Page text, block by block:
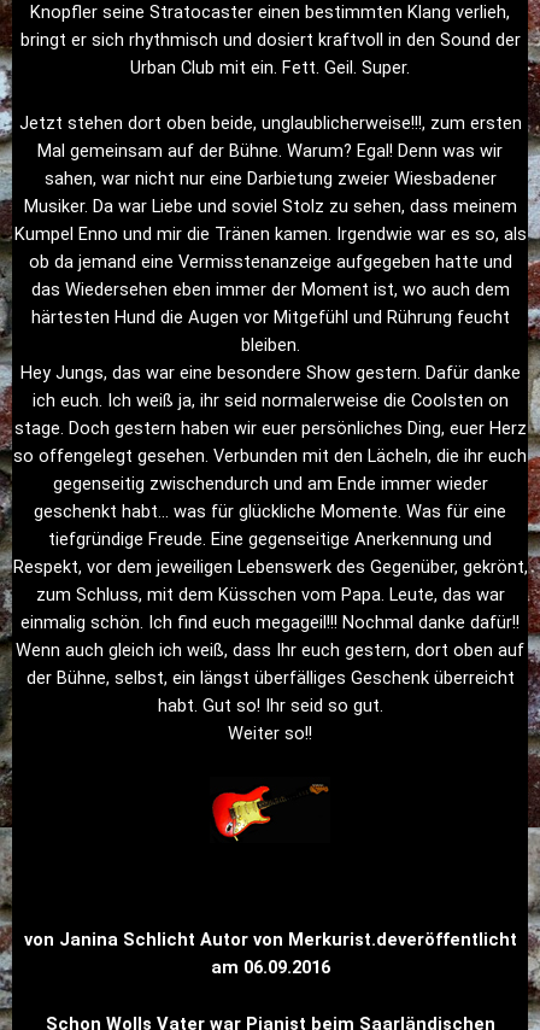
Knopfler seine Stratocaster einen bestimmten Klang verlieh,
bringt er sich rhythmisch und dosiert kraftvoll in den Sound der
Urban Club mit ein. Fett. Geil. Super.
Jetzt stehen dort oben beide, unglaublicherweise!!!, zum ersten
Mal gemeinsam auf der Bühne. Warum? Egal! Denn was wir
sahen, war nicht nur eine Darbietung zweier Wiesbadener
Musiker. Da war Liebe und soviel Stolz zu sehen, dass meinem
Kumpel Enno und mir die Tränen kamen. Irgendwie war es so, als
ob da jemand eine Vermisstenanzeige aufgegeben hatte und
das Wiedersehen eben immer der Moment ist, wo auch dem
härtesten Hund die Augen vor Mitgefühl und Rührung feucht
bleiben.
Hey Jungs, das war eine besondere Show gestern. Dafür danke
ich euch. Ich weiß ja, ihr seid normalerweise die Coolsten on
stage. Doch gestern haben wir euer persönliches Ding, euer Herz
so offengelegt gesehen. Verbunden mit den Lächeln, die ihr euch
gegenseitig zwischendurch und am Ende immer wieder
geschenkt habt… was für glückliche Momente. Was für eine
tiefgründige Freude. Eine gegenseitige Anerkennung und
Respekt, vor dem jeweiligen Lebenswerk des Gegenüber, gekrönt,
zum Schluss, mit dem Küsschen vom Papa. Leute, das war
einmalig schön. Ich find euch megageil!!! Nochmal danke dafür!!
Wenn auch gleich ich weiß, dass Ihr euch gestern, dort oben auf
der Bühne, selbst, ein längst überfälliges Geschenk überreicht
habt. Gut so! Ihr seid so gut.
Weiter so!!
von Janina Schlicht Autor von Merkurist.deveröffentlicht
am 06.09.2016
Schon Wolls Vater war Pianist beim Saarländischen